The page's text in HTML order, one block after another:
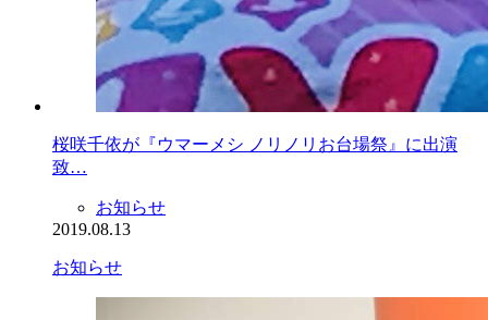
桜咲千依が『ウマーメシ ノリノリお台場祭』に出演
致…
お知らせ
2019.08.13
お知らせ